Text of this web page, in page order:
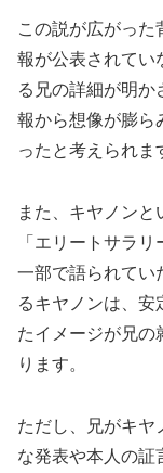
この説が広がった
報が公表されてい
る兄の詳細が明
報から想像が膨ら
ったと考えられま
また、キヤノン
「エリートサラ
一部で語られてい
るキヤノンは、安
たイメージが兄の
ります。
ただし、兄がキヤ
な発表や本人の証